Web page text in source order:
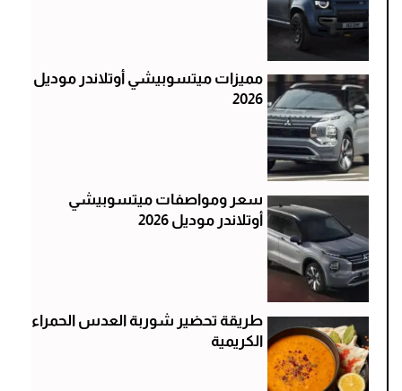
مميزات ميتسوبيشي أوتلاندر موديل
2026
سعر ومواصفات ميتسوبيشي
أوتلاندر موديل 2026
طريقة تحضير شوربة العدس الحمراء
الكريمية